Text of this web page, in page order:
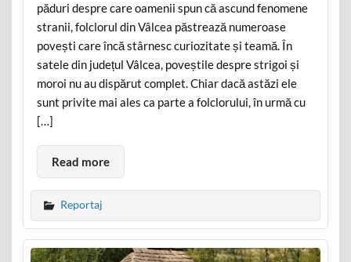
păduri despre care oamenii spun că ascund fenomene
stranii, folclorul din Vâlcea păstrează numeroase
povești care încă stârnesc curiozitate și teamă. În
satele din județul Vâlcea, poveștile despre strigoi și
moroi nu au dispărut complet. Chiar dacă astăzi ele
sunt privite mai ales ca parte a folclorului, în urmă cu
[…]
Read more
Reportaj